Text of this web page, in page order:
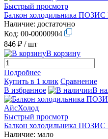
Быстрый просмотр
Балкон холодильника ПОЗИС
Наличие: достаточно
Код: 00-00000904
846 ₽ / шт
В корзину
Подробнее
Купить в 1 клик Сравнение
В избранное
В
Быстрый просмотр
Балкон холодильника ПОЗИС
Наличие: мало